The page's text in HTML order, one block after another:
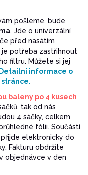
pošleme, bude
. Jde o univerzální
před nasátím
potřeba zastřihnout
filtru. Můžete si jej
Detailní informace o
baleny po 4 kusech
tak od nás
4 sáčky, celkem
fólii. Součástí
elektronicky do
Fakturu obdržíte
objednávce v den